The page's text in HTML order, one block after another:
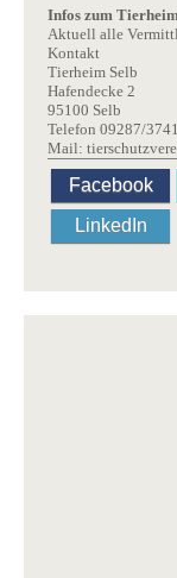
Infos zum
Aktuell alle
Kontakt
Tierheim Selb
Hafendecke 2
95100 Selb
Telefon 09287/3741
Mail:
Facebook
LinkedIn